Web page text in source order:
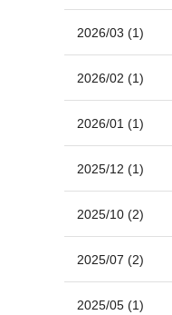
2026/03 (1)
2026/02 (1)
2026/01 (1)
2025/12 (1)
2025/10 (2)
2025/07 (2)
2025/05 (1)